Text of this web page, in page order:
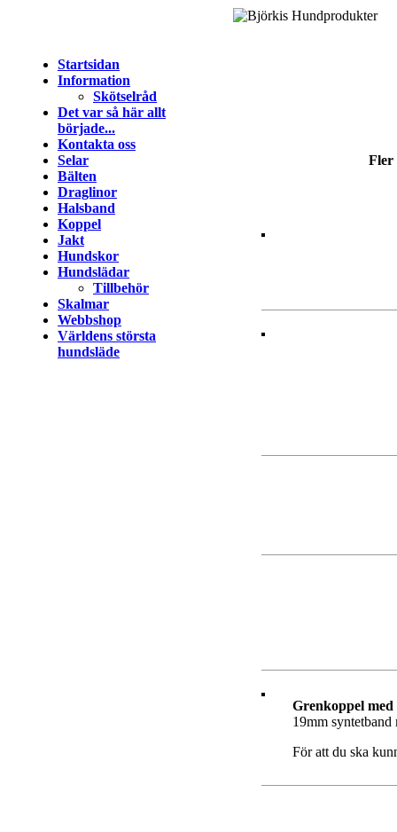
Startsidan
Information
Skötselråd
Det var så här allt
började...
Kontakta oss
Selar
Bälten
Draglinor
Halsband
Koppel
Jakt
Hundskor
Hundslädar
Tillbehör
Skalmar
Webbshop
Världens största
hundsläde
Fler
Grenkoppel
19mm
För att du ska